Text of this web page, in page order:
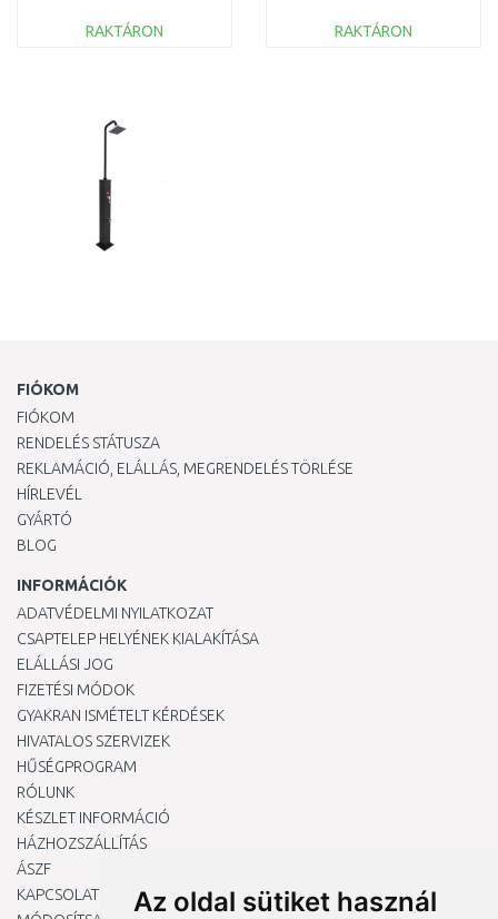
Az oldal sütiket használ
RAKTÁRON
RAKTÁRON
FIÓKOM
FIÓKOM
RENDELÉS STÁTUSZA
REKLAMÁCIÓ, ELÁLLÁS, MEGRENDELÉS TÖRLÉSE
HÍRLEVÉL
GYÁRTÓ
BLOG
INFORMÁCIÓK
ADATVÉDELMI NYILATKOZAT
CSAPTELEP HELYÉNEK KIALAKÍTÁSA
ELÁLLÁSI JOG
FIZETÉSI MÓDOK
GYAKRAN ISMÉTELT KÉRDÉSEK
HIVATALOS SZERVIZEK
HŰSÉGPROGRAM
RÓLUNK
KÉSZLET INFORMÁCIÓ
HÁZHOZSZÁLLÍTÁS
ÁSZF
KAPCSOLAT